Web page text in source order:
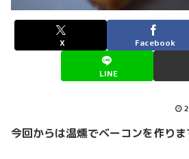
X Facebook
LINE
今回からは温燻でベーコンを作りま